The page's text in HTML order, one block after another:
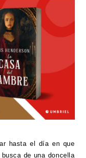
hasta el día en que
de una doncella